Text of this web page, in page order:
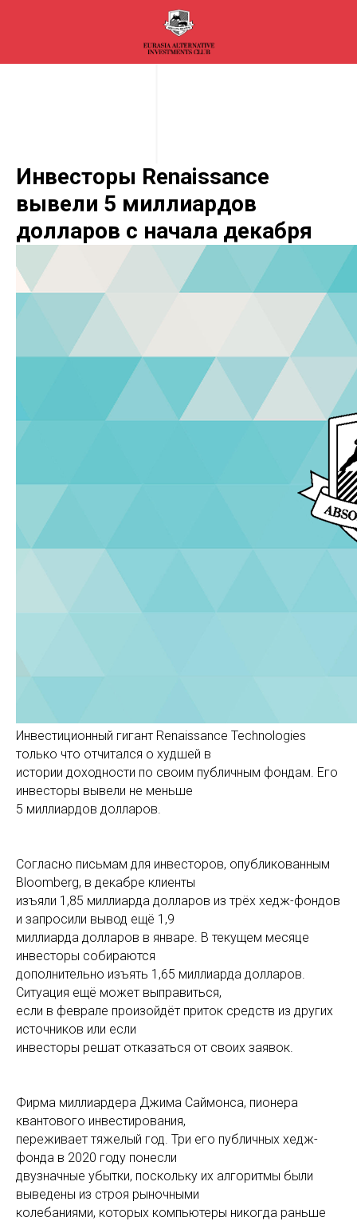
Инвесторы Renaissance
вывели 5 миллиардов
долларов с начала декабря
Инвестиционный гигант Renaissance Technologies
только что отчитался о худшей в
истории доходности по своим публичным фондам. Его
инвесторы вывели не меньше
5 миллиардов долларов.
Согласно письмам для инвесторов, опубликованным
Bloomberg, в декабре клиенты
изъяли 1,85 миллиарда долларов из трёх хедж-фондов
и запросили вывод ещё 1,9
миллиарда долларов в январе. В текущем месяце
инвесторы собираются
дополнительно изъять 1,65 миллиарда долларов.
Ситуация ещё может выправиться,
если в феврале произойдёт приток средств из других
источников или если
инвесторы решат отказаться от своих заявок.
Фирма миллиардера Джима Саймонса, пионера
квантового инвестирования,
переживает тяжелый год. Три его публичных хедж-
фонда в 2020 году понесли
двузначные убытки, поскольку их алгоритмы были
выведены из строя рыночными
колебаниями, которых компьютеры никогда раньше